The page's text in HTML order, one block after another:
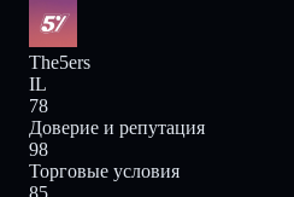
The5ers
IL
78
Доверие и репутация
98
Торговые условия
85